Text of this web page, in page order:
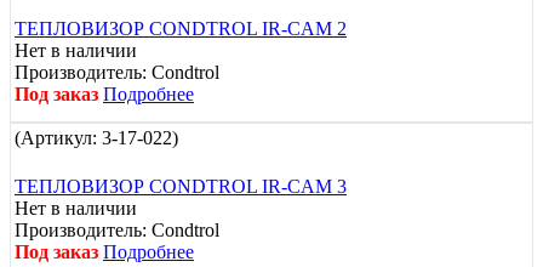
ТЕПЛОВИЗОР CONDTROL IR-CAM 2
Нет в наличии
Производитель: Condtrol
Под заказ Подробнее
(Артикул: 3-17-022)
ТЕПЛОВИЗОР CONDTROL IR-CAM 3
Нет в наличии
Производитель: Condtrol
Под заказ Подробнее